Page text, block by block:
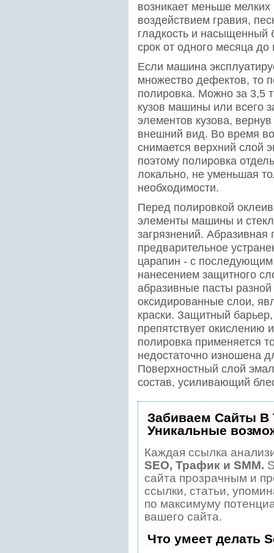
возникает меньше
воздействием гравия,
гладкость и насыщенный
срок от одного месяца до
Если машина
множество дефектов, то
полировка. Можно за 3,5
кузов машины или всего
элементов кузова,
внешний вид. Во время
снимается верхний слой
поэтому полировка
локально, не уменьшая
необходимости.
Перед полировкой
элементы машины и
загрязнений. Абразивная
предварительное
царапин - с последующим
нанесением защитного
абразивные пасты
оксидированные слои,
краски. Защитный
препятствует окислению
полировка применяется
недостаточно изношена
Поверхностный слой
состав, усиливающий
Забиваем Сайты
Уникальные
Каждая ссылка
SEO, Трафик и SMM.
сайта прозрачным и
ссылки, статьи,
по максимуму
вашего сайта.
Что умеет делать